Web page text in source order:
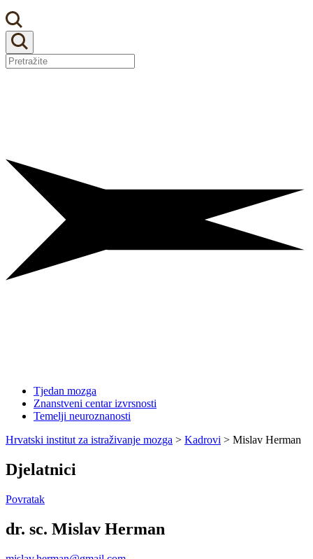
Tjedan mozga
Znanstveni centar izvrsnosti
Temelji neuroznanosti
Hrvatski institut za istraživanje mozga > Kadrovi > Mislav Herman
Djelatnici
Povratak
dr. sc. Mislav Herman